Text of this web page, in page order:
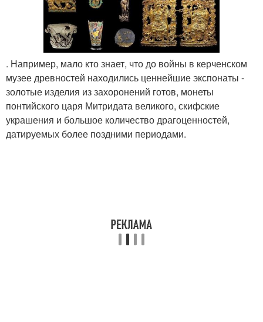
. Например, мало кто знает, что до войны в керченском
музее древностей находились ценнейшие экспонаты -
золотые изделия из захоронений готов, монеты
понтийского царя Митридата великого, скифские
украшения и большое количество драгоценностей,
датируемых более поздними периодами.